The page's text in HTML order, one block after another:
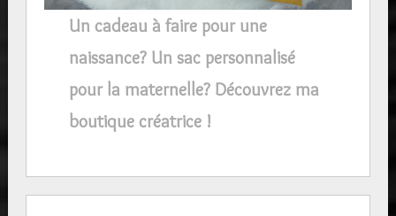
Un cadeau à faire pour une
naissance? Un sac personnalisé
pour la maternelle? Découvrez ma
boutique créatrice !